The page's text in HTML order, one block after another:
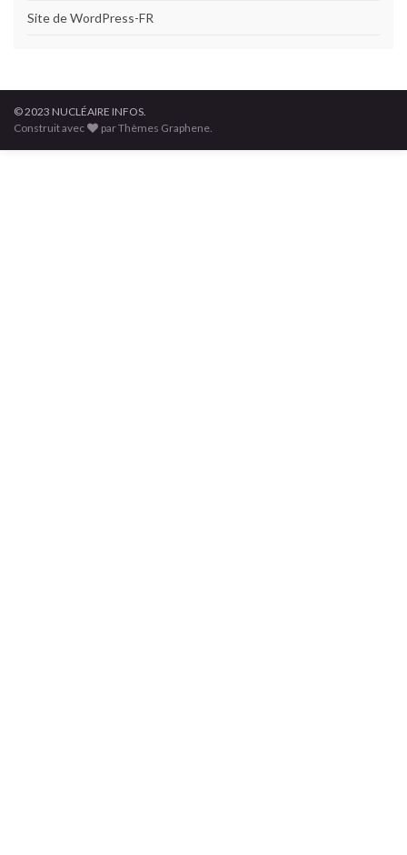
Site de WordPress-FR
© 2023 NUCLÉAIRE INFOS.
Construit avec
par Thèmes Graphene.